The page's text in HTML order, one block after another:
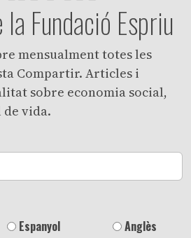
Fundació Espriu
mensualment totes les
Compartir. Articles i
sobre economia social,
vida.
Espanyol Anglès